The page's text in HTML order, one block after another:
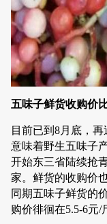
五味子鲜货收购价
目前已到8月底，
意味着野生五味子
开始东三省陆续抢
家。鲜货的收购价
同期五味子鲜货的
购价徘徊在5.5-6元/